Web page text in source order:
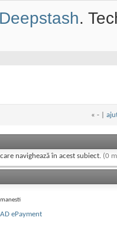
Deepstash.
« - |
navighează în acest subiect. (0
ePayment